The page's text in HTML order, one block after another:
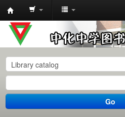
中
化
中
学
图
书
馆
Go